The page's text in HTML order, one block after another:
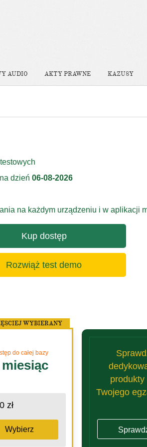
AUDIO AKTY PRAWNE KAZUSY
dzień 06-08-2026
na każdym urządzeniu i w aplikacji
Kup dostęp
Rozwiąż test demo
do całej bazy
miesiąc
zł
Wybierz
WYBIERANY
produkty
Twojego